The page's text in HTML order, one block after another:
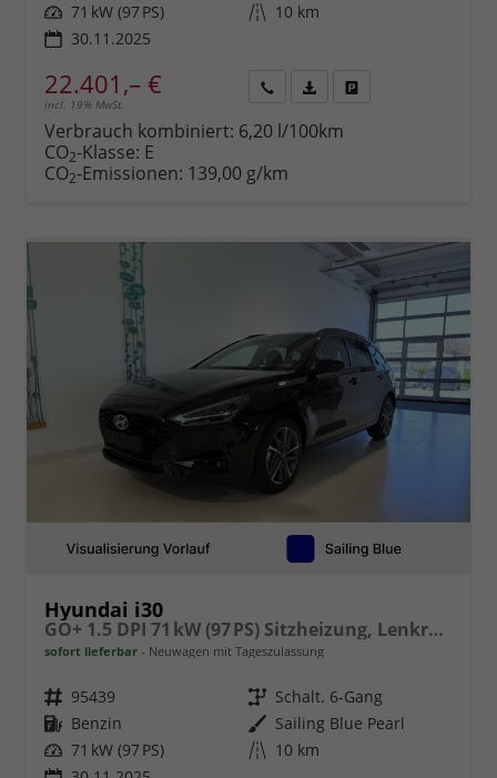
Leistung 71 kW (97 PS) Kilometerstand 10 km
30.11.2025
22.401,– €
incl. 19% MwSt.
anfordern
Datei,
Verbrauch kombiniert: 6,20 l/100km
CO2-Klasse: E
CO2-Emissionen: 139,00 g/km
Hyundai i30
GO+ 1.5 DPI 71 kW (97 PS) Sitzheizung, Lenkradheizung, 2-Zonen-Klimaautomatik, Android Auto, Apple CarPlay, Navigationssystem, DAB, Induktionsladen für Smartphones, 17 Zoll Leichtmetallfelgen, uvm.
sofort lieferbar Neuwagen mit Tageszulassung
Fahrzeugnr. 95439 Getriebe Schalt. 6-Gang
Kraftstoff Benzin Außenfarbe Sailing Blue Pearl
Leistung 71 kW (97 PS) Kilometerstand 10 km